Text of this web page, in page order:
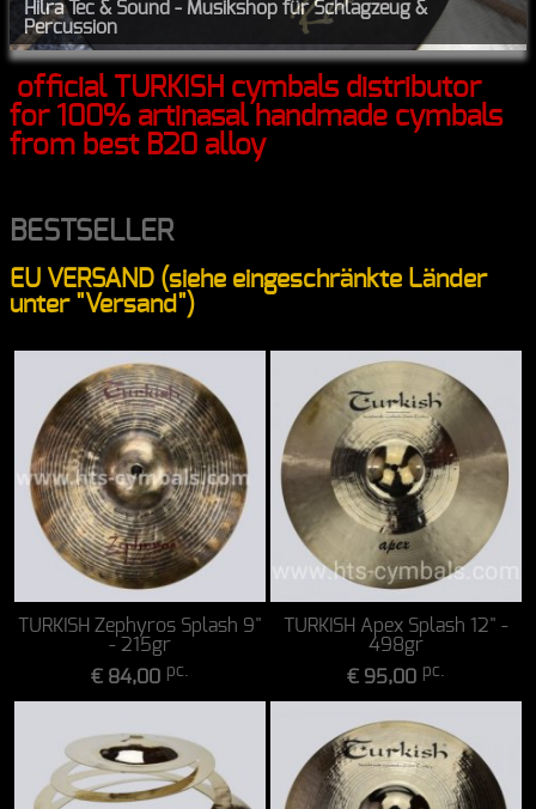
Hilra Tec & Sound - Musikshop für Schlagzeug &
Percussion
official TURKISH cymbals distributor
for 100% artinasal handmade cymbals
from best B20 alloy
BESTSELLER
EU VERSAND (siehe eingeschränkte Länder
unter "Versand")
TURKISH Zephyros Splash 9"
- 215gr
€ 84,00 pc.
TURKISH Apex Splash 12" -
498gr
€ 95,00 pc.